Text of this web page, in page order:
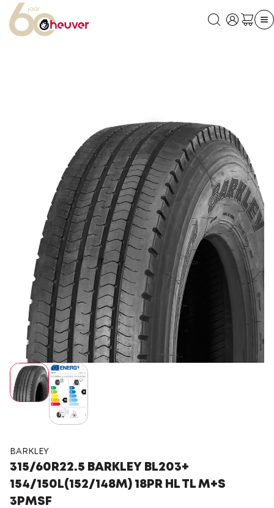
BARKLEY
315/60R22.5 BARKLEY BL203+
154/150L(152/148M) 18PR HL TL M+S
3PMSF